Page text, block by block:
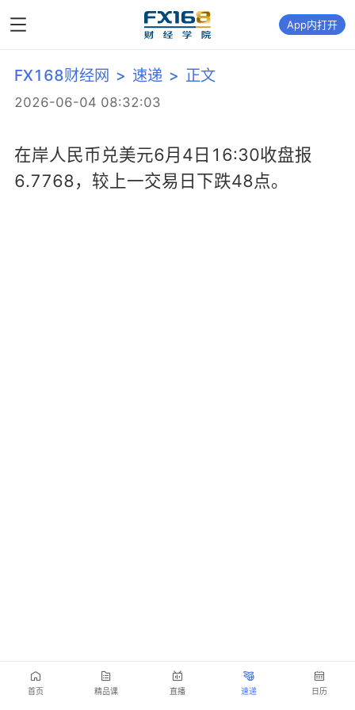
App内打开
FX168财经网 > 速递 > 正文
2026-06-04 08:32:03
在岸人民币兑美元6月4日16:30收盘报
6.7768，较上一交易日下跌48点。
首页 精品课 直播 速递 日历